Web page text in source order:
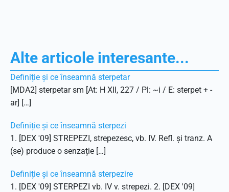
Alte articole interesante...
Definiție și ce înseamnă sterpetar
[MDA2] sterpetar sm [At: H XII, 227 / Pl: ~i / E: sterpet + -
ar] […]
Definiție și ce înseamnă sterpezi
1. [DEX '09] STREPEZI, strepezesc, vb. IV. Refl. și tranz. A
(se) produce o senzație […]
Definiție și ce înseamnă sterpezire
1. [DEX '09] STERPEZI vb. IV v. strepezi. 2. [DEX '09]